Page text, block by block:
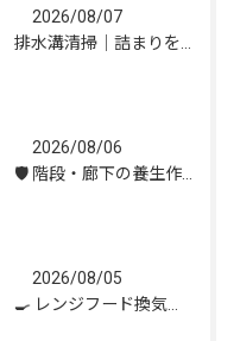
2026/08/07
2026/08/06
2026/08/05